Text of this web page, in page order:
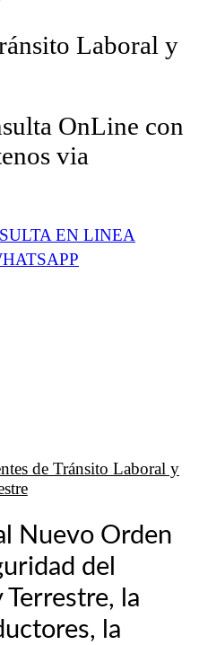
Laboral y
OnLine con
via
EN LINEA
de Tránsito Laboral y
Nuevo Orden
del
Terrestre, la
la